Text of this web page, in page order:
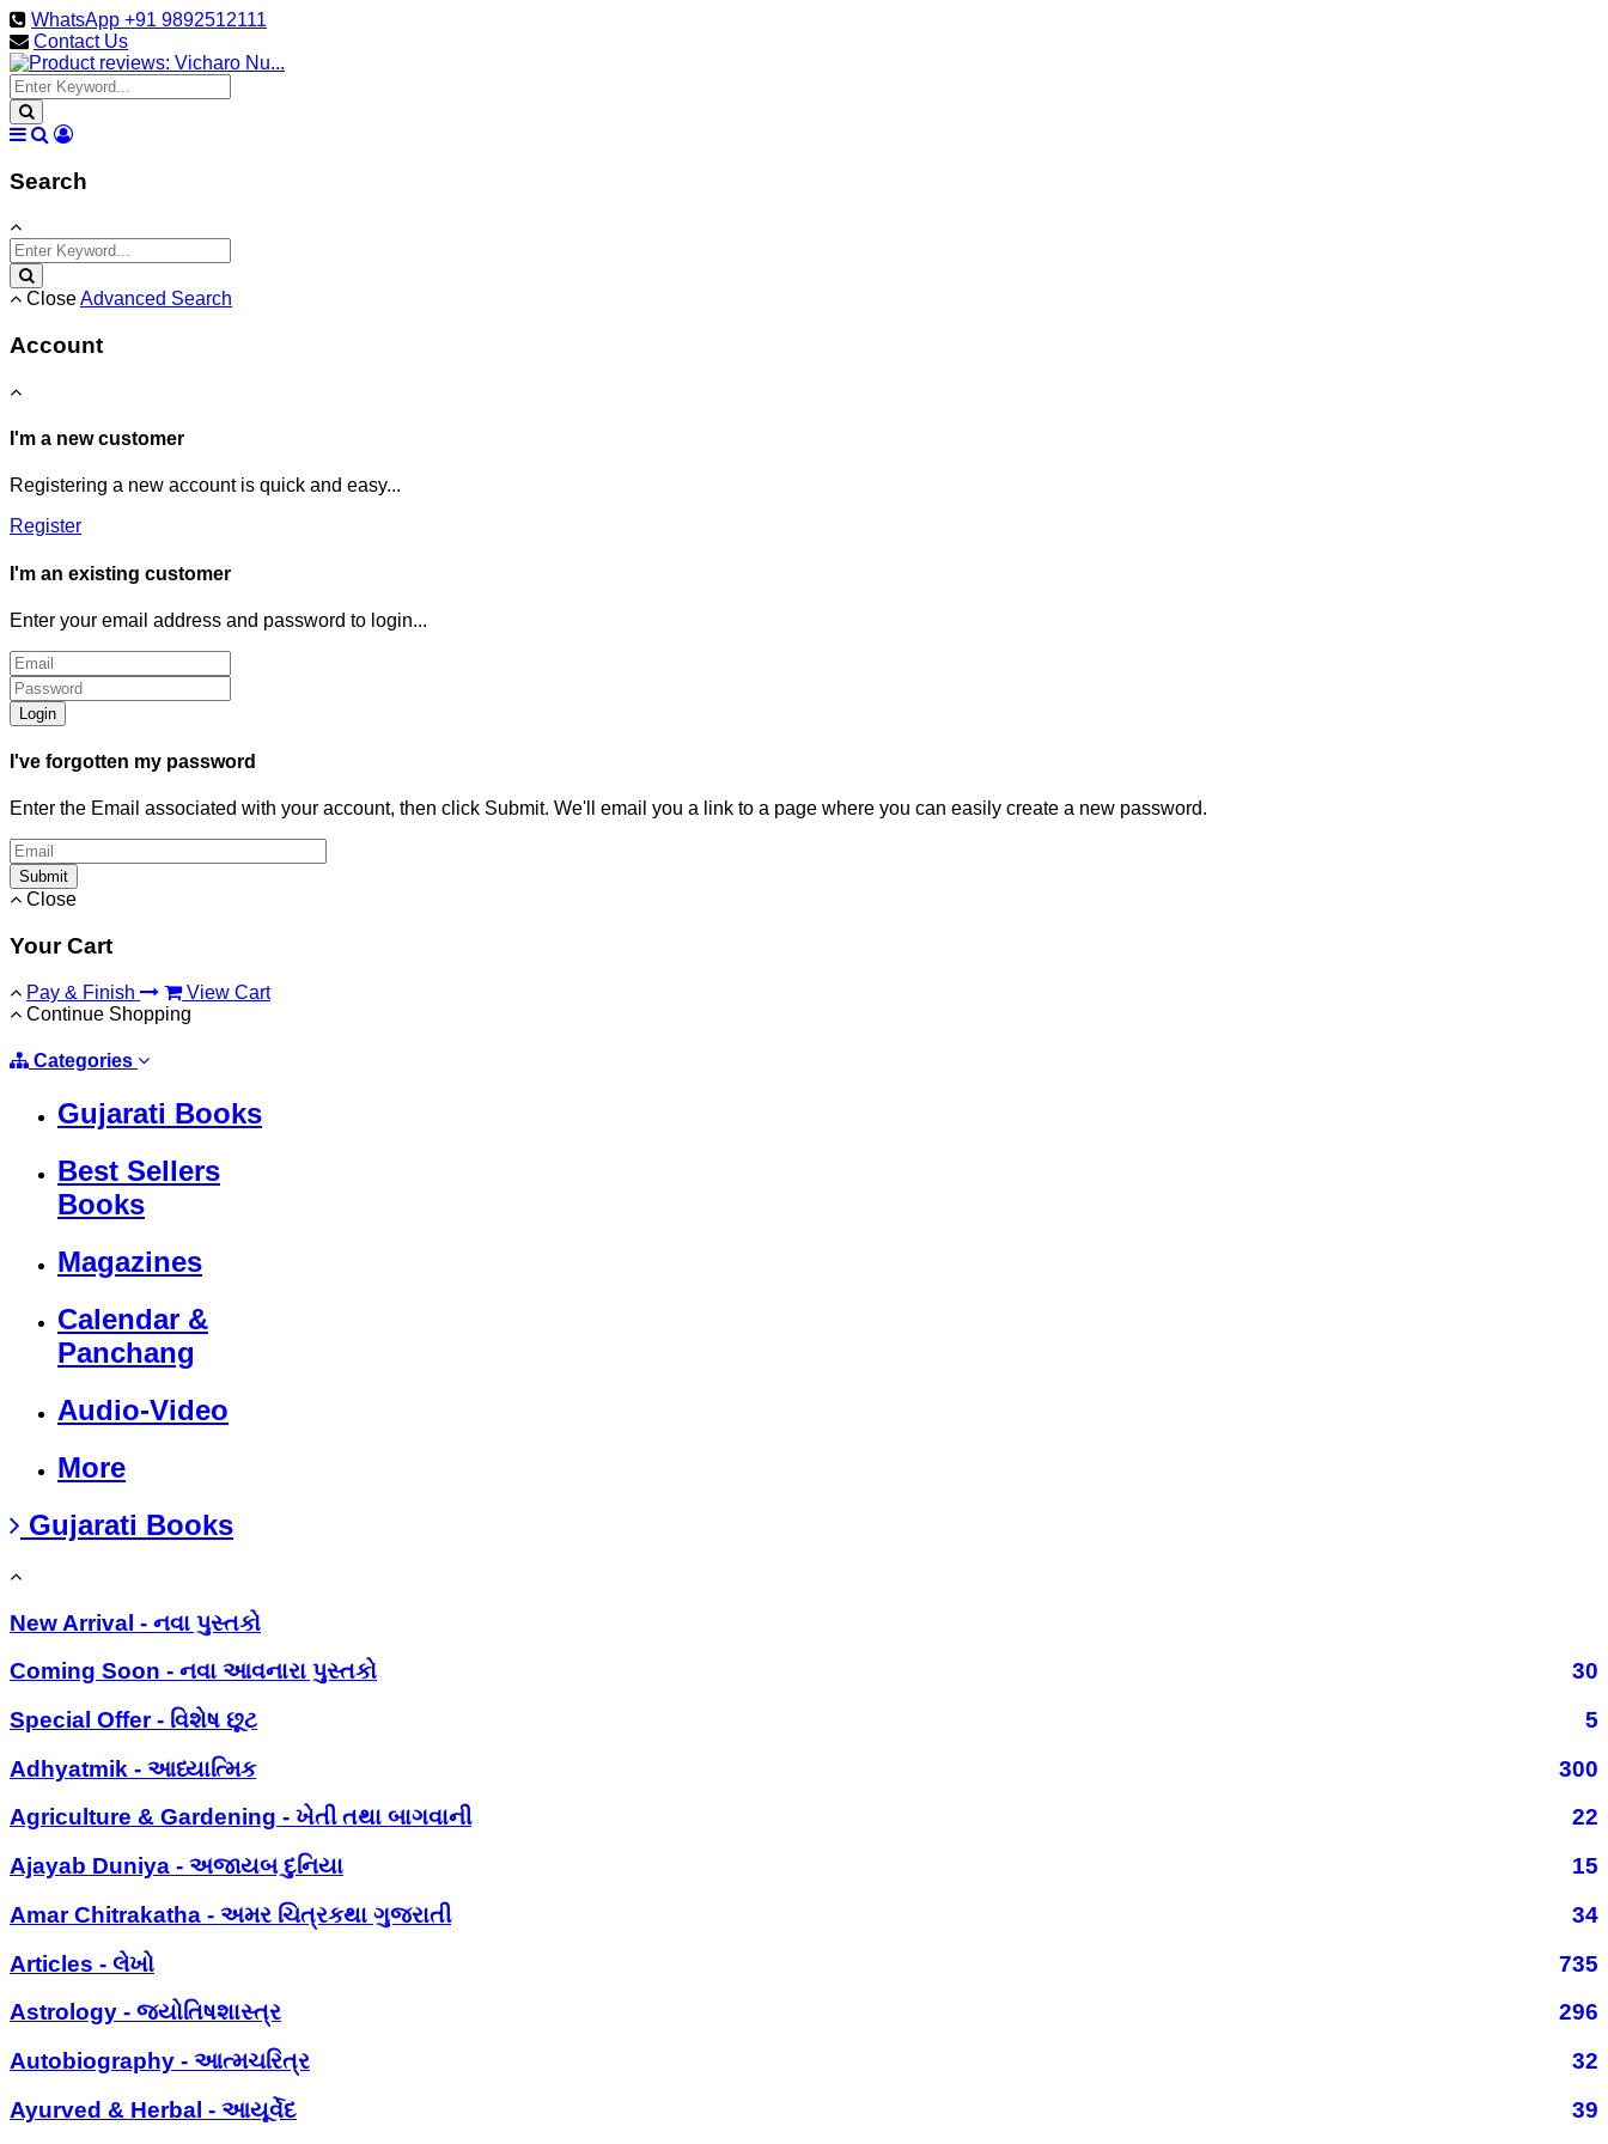
WhatsApp +91 9892512111
Contact Us
Search
CloseAdvanced Search
Account
I'm a new customer
Registering a new account is quick and easy...
Register
I'm an existing customer
Enter your email address and password to login...
Login
I've forgotten my password
Enter the Email associated with your account, then click Submit. We'll email you a link to a page where you can easily create a new password.
Submit
Close
Your Cart
Pay & Finish
View Cart
Continue Shopping
Categories
Gujarati Books
Best Sellers
Books
Magazines
Calendar &
Panchang
Audio-Video
More
Gujarati Books
New Arrival - નવા પુસ્તકો
Coming Soon - નવા આવનારા પુસ્તકો
30
Special Offer - વિશેષ છૂટ
5
Adhyatmik - આધ્યાત્મિક
300
Agriculture & Gardening - ખેતી તથા બાગવાની
22
Ajayab Duniya - અજાયબ દુનિયા
15
Amar Chitrakatha - અમર ચિત્રકથા ગુજરાતી
34
Articles - લેખો
735
Astrology - જ્યોતિષશાસ્ત્ર
296
Autobiography - આત્મચરિત્ર
32
Ayurved & Herbal - આયૂર્વેદ
39